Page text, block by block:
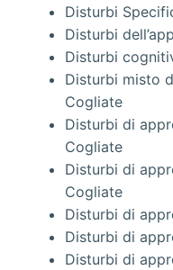
Disturbi
Disturbi
Disturbi
Disturbi misto
Cogliate
Disturbi di
Cogliate
Disturbi di
Cogliate
Disturbi di
Disturbi di
Disturbi di